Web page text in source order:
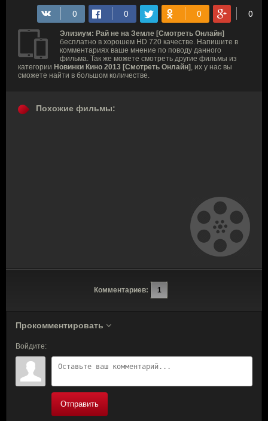
Элизиум: Рай не на Земле [Смотреть Онлайн]
бесплатно в хорошем HD 720 качестве. Напишите в
комментариях ваше мнение по поводу данного
фильма. Так же можете смотреть другие фильмы из
категории Новинки Кино 2013 [Смотреть Онлайн] , их у нас вы
сможете найти в большом количестве.
Похожие фильмы:
Комментариев: 1
Прокомментировать
Войдите:
Отправить